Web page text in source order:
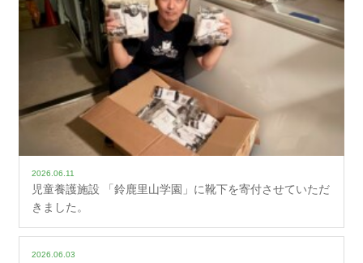
2026.06.11
児童養護施設 「鈴鹿里山学園」に靴下を寄付させていただ
きました。
2026.06.03